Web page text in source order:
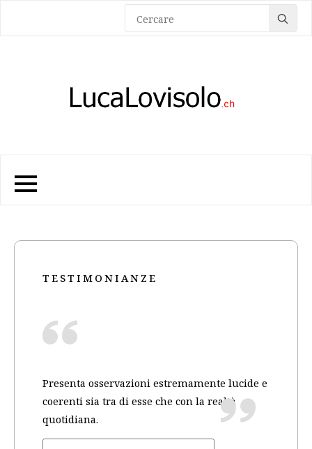
for:
TESTIMONIANZE
Presenta osservazioni estremamente lucide e
coerenti sia tra di esse che con la realtà
quotidiana.